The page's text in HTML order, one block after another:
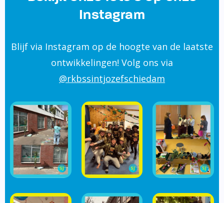
Instagram
Blijf via Instagram op de hoogte van de laatste
ontwikkelingen! Volg ons via
@rkbssintjozefschiedam